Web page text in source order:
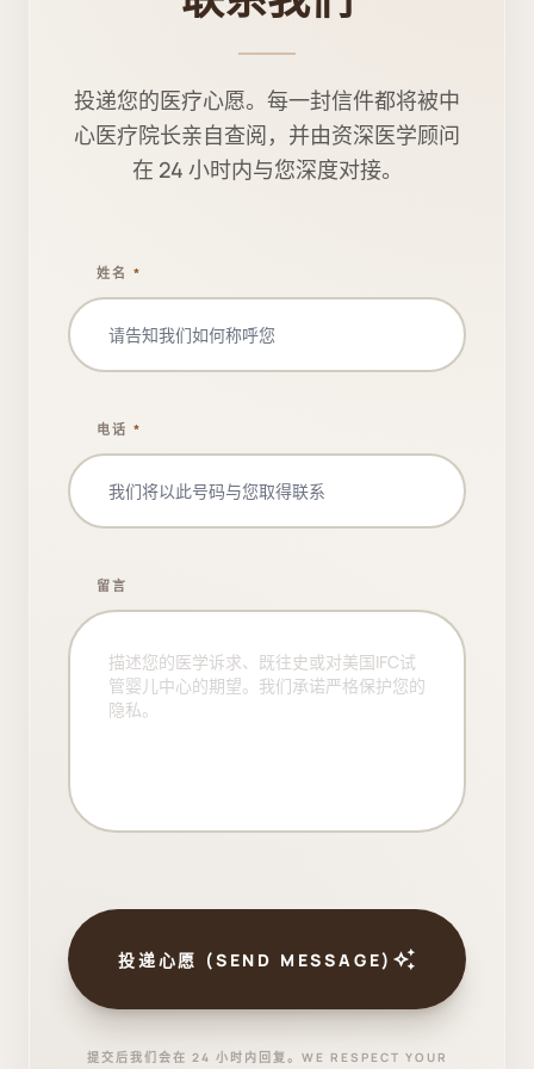
投递您的医疗心愿。每一封信件都将被中
心医疗院长亲自查阅，并由资深医学顾问
在 24 小时内与您深度对接。
姓名 *
电话 *
留言
投递心愿 (SEND MESSAGE) auto_awesome
提交后我们会在 24 小时内回复。WE RESPECT YOUR